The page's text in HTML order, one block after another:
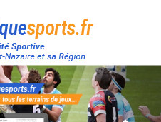
Atlantique